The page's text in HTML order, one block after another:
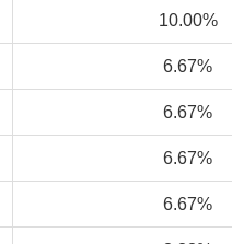
10.00%
6.67%
6.67%
6.67%
6.67%